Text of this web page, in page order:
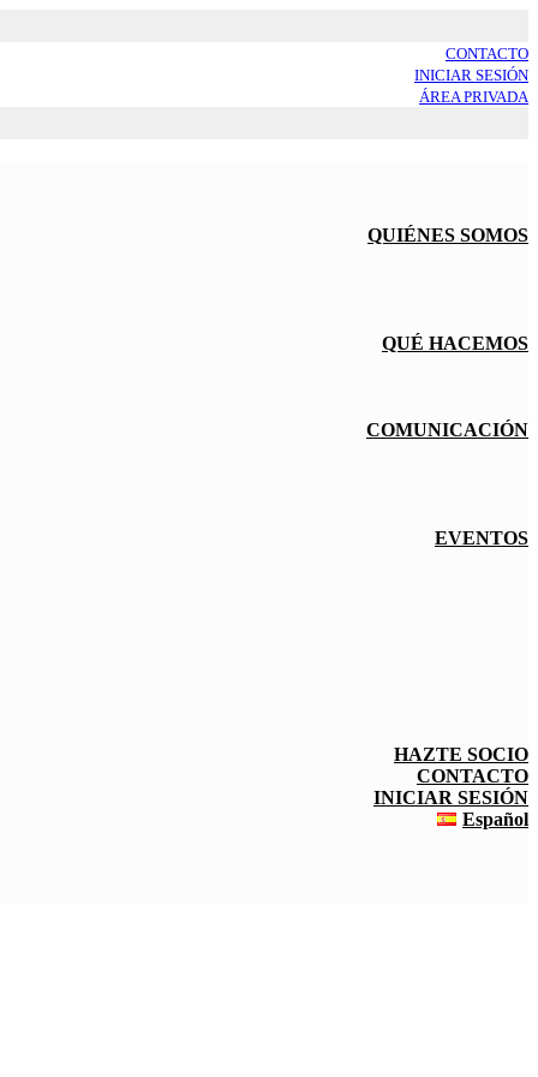
CONTACTO
INICIAR SESIÓN
ÁREA PRIVADA
QUIÉNES SOMOS
QUÉ HACEMOS
COMUNICACIÓN
EVENTOS
HAZTE SOCIO
CONTACTO
INICIAR SESIÓN
Español